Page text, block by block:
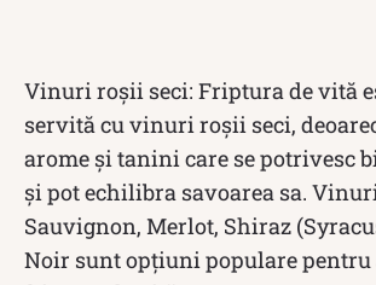
Vinuri roșii seci: Friptura de vită
servită cu vinuri roșii seci,
arome și tanini care se potrivesc
și pot echilibra savoarea sa.
Sauvignon, Merlot, Shiraz
Noir sunt opțiuni populare pentru